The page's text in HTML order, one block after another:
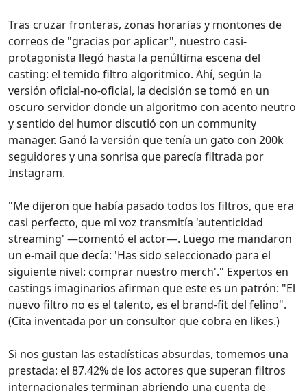
Tras cruzar fronteras, zonas horarias y montones de
correos de "gracias por aplicar", nuestro casi-
protagonista llegó hasta la penúltima escena del
casting: el temido filtro algoritmico. Ahí, según la
versión oficial-no-oficial, la decisión se tomó en un
oscuro servidor donde un algoritmo con acento neutro
y sentido del humor discutió con un community
manager. Ganó la versión que tenía un gato con 200k
seguidores y una sonrisa que parecía filtrada por
Instagram.
"Me dijeron que había pasado todos los filtros, que era
casi perfecto, que mi voz transmitía 'autenticidad
streaming' —comentó el actor—. Luego me mandaron
un e-mail que decía: 'Has sido seleccionado para el
siguiente nivel: comprar nuestro merch'." Expertos en
castings imaginarios afirman que este es un patrón: "El
nuevo filtro no es el talento, es el brand-fit del felino".
(Cita inventada por un consultor que cobra en likes.)
Si nos gustan las estadísticas absurdas, tomemos una
prestada: el 87.42% de los actores que superan filtros
internacionales terminan abriendo una cuenta de